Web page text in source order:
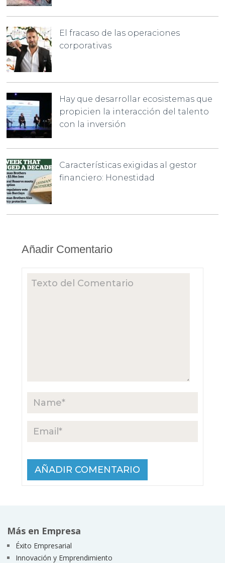
El fracaso de las operaciones
corporativas
Hay que desarrollar ecosistemas que
propicien la interacción del talento
con la inversión
Características exigidas al gestor
financiero: Honestidad
Añadir Comentario
Más en Empresa
Éxito Empresarial
Innovación y Emprendimiento